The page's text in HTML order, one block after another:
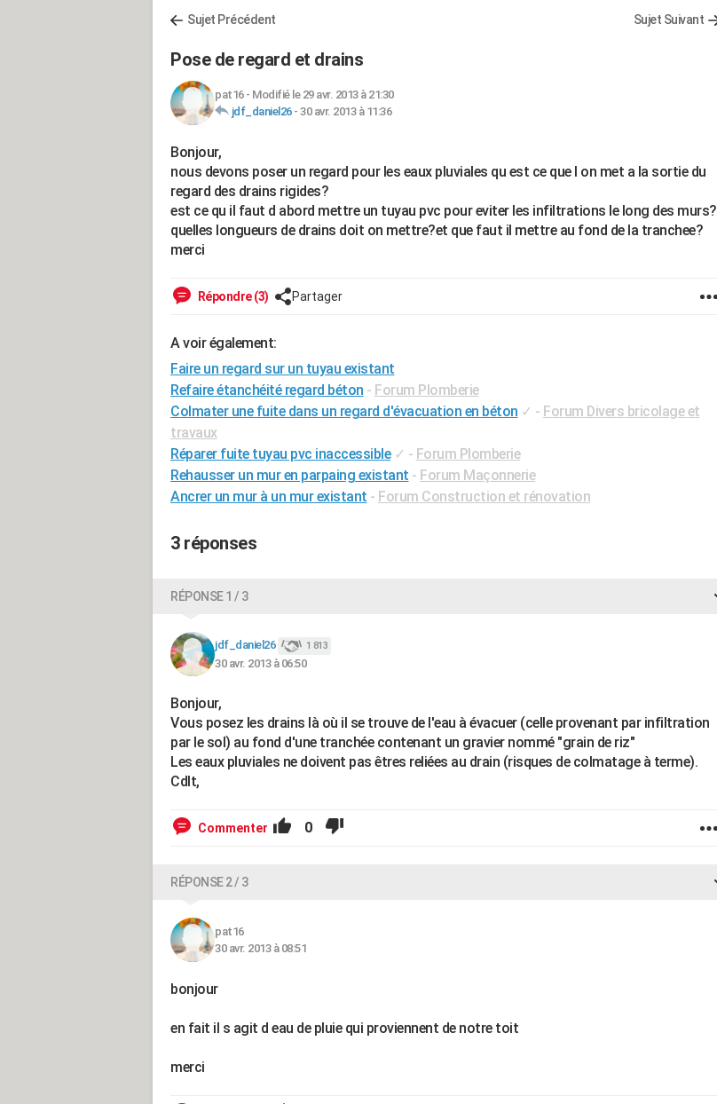
Sujet Précédent Sujet Suivant
Pose de regard et drains
pat16- Modifié le 29 avr. 2013 à 21:30
jdf_daniel26- 30 avr. 2013 à 11:36
Bonjour,
nous devons poser un regard pour les eaux pluviales qu est ce que l on met a la sortie du
regard des drains rigides?
est ce qu il faut d abord mettre un tuyau pvc pour eviter les infiltrations le long des murs?
quelles longueurs de drains doit on mettre?et que faut il mettre au fond de la tranchee?
merci
Répondre (3) Partager
A voir également:
Faire un regard sur un tuyau existant
Refaire étanchéité regard béton - Forum Plomberie
Colmater une fuite dans un regard d'évacuation en béton ✓ - Forum Divers bricolage et
travaux
Réparer fuite tuyau pvc inaccessible ✓ - Forum Plomberie
Rehausser un mur en parpaing existant - Forum Maçonnerie
Ancrer un mur à un mur existant - Forum Construction et rénovation
3 réponses
RÉPONSE 1 / 3
jdf_daniel26 1 813
30 avr. 2013 à 06:50
Bonjour,
Vous posez les drains là où il se trouve de l'eau à évacuer (celle provenant par infiltration
par le sol) au fond d'une tranchée contenant un gravier nommé "grain de riz"
Les eaux pluviales ne doivent pas êtres reliées au drain (risques de colmatage à terme).
Cdlt,
Commenter 0
RÉPONSE 2 / 3
pat16
30 avr. 2013 à 08:51
bonjour
en fait il s agit d eau de pluie qui proviennent de notre toit
merci